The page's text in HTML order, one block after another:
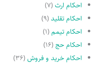
احکام ارث(۷)
احکام تقلید(۹)
احکام تیمم(۱)
احکام حج(۱۶)
احکام خرید و فروش(۳۶)